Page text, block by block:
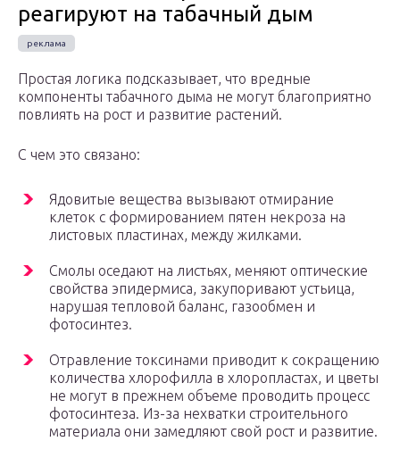
реагируют на табачный дым
Простая логика подсказывает, что вредные
компоненты табачного дыма не могут благоприятно
повлиять на рост и развитие растений.
С чем это связано:
Ядовитые вещества вызывают отмирание
клеток с формированием пятен некроза на
листовых пластинах, между жилками.
Смолы оседают на листьях, меняют оптические
свойства эпидермиса, закупоривают устьица,
нарушая тепловой баланс, газообмен и
фотосинтез.
Отравление токсинами приводит к сокращению
количества хлорофилла в хлоропластах, и цветы
не могут в прежнем объеме проводить процесс
фотосинтеза. Из-за нехватки строительного
материала они замедляют свой рост и развитие.